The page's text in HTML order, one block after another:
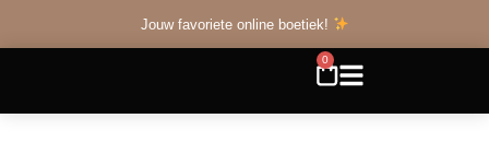
Jouw favoriete online boetiek!
0